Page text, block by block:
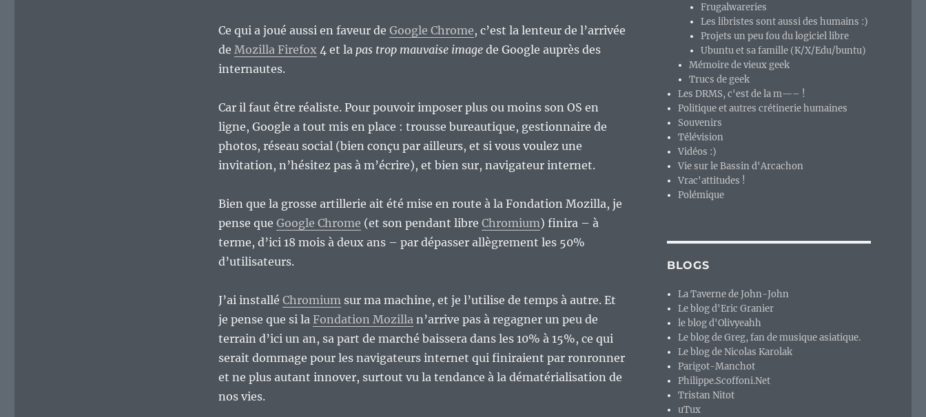
Ce qui a joué aussi en faveur de Google Chrome, c’est la lenteur de l’arrivée
de Mozilla Firefox4 et la pas trop mauvaise imagede Google auprès des
internautes.
Car il faut être réaliste. Pour pouvoir imposer plus ou moins son OS en
ligne, Google a tout mis en place : trousse bureautique, gestionnaire de
photos, réseau social (bien conçu par ailleurs, et si vous voulez une
invitation, n’hésitez pas à m’écrire), et bien sur, navigateur internet.
Bien que la grosse artillerie ait été mise en route à la Fondation Mozilla, je
pense que Google Chrome (et son pendant libre Chromium) finira – à
terme, d’ici 18 mois à deux ans – par dépasser allègrement les 50%
d’utilisateurs.
J’ai installé Chromiumsur ma machine, et je l’utilise de temps à autre. Et
je pense que si la Fondation Mozillan’arrive pas à regagner un peu de
terrain d’ici un an, sa part de marché baissera dans les 10% à 15%, ce qui
serait dommage pour les navigateurs internet qui finiraient par ronronner
et ne plus autant innover, surtout vu la tendance à la dématérialisation de
nos vies.
Frugalwareries
Les libristes sont aussi des humains :)
Projets un peu fou du logiciel libre
Ubuntu et sa famille (K/X/Edu/buntu)
Mémoire de vieux geek
Trucs de geek
Les DRMS, c'est de la m—– !
Politique et autres crétinerie humaines
Souvenirs
Télévision
Vidéos :)
Vie sur le Bassin d'Arcachon
Vrac'attitudes !
Polémique
BLOGS
La Taverne de John-John
Le blog d'Eric Granier
le blog d'Olivyeahh
Le blog de Greg, fan de musique asiatique.
Le blog de Nicolas Karolak
Parigot-Manchot
Philippe.Scoffoni.Net
Tristan Nitot
uTux